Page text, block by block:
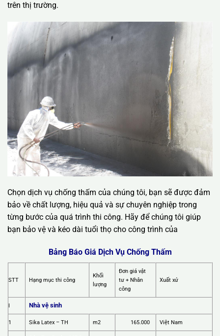
trên thị trường.
Chọn dịch vụ chống thấm của chúng tôi, bạn sẽ được đảm
bảo về chất lượng, hiệu quả và sự chuyên nghiệp trong
từng bước của quá trình thi công. Hãy để chúng tôi giúp
bạn bảo vệ và kéo dài tuổi thọ cho công trình của
Bảng Báo Giá Dịch Vụ Chống Thấm
STT Hạng mục thi công
Khối
lượng
Đơn giá vật
tư + Nhân
công
Xuất xứ
Nhà vệ sinh
1 Sika Latex – TH m2 165.000 Việt Nam